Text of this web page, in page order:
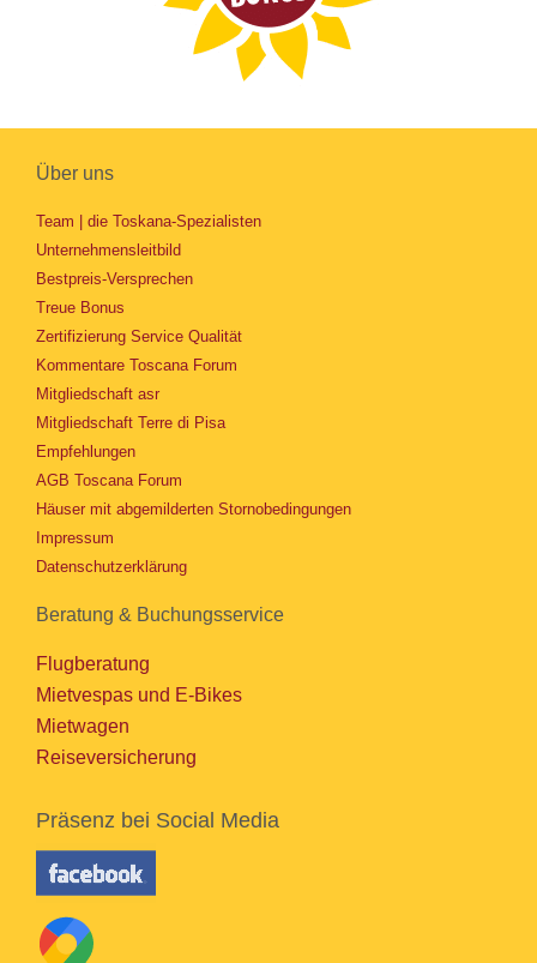
Über uns
Team | die Toskana-Spezialisten
Unternehmensleitbild
Bestpreis-Versprechen
Treue Bonus
Zertifizierung Service Qualität
Kommentare Toscana Forum
Mitgliedschaft asr
Mitgliedschaft Terre di Pisa
Empfehlungen
AGB Toscana Forum
Häuser mit abgemilderten Stornobedingungen
Impressum
Datenschutzerklärung
Beratung & Buchungsservice
Flugberatung
Mietvespas und E-Bikes
Mietwagen
Reiseversicherung
Präsenz bei Social Media